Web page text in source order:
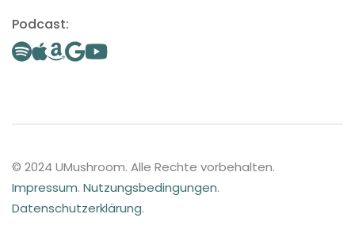
Podcast:
© 2024 UMushroom. Alle Rechte vorbehalten.
Impressum. Nutzungsbedingungen.
Datenschutzerklärung.